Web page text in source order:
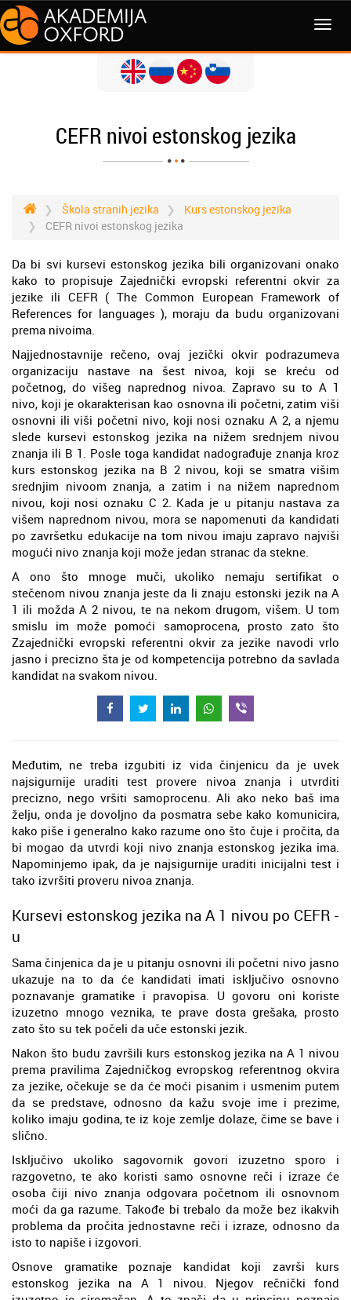
CEFR nivoi estonskog jezika
Škola stranih jezika
Kurs estonskog jezika
CEFR nivoi estonskog jezika
Da bi svi kursevi estonskog jezika bili organizovani onako
kako to propisuje Zajednički evropski referentni okvir za
jezike ili CEFR ( The Common European Framework of
References for languages ), moraju da budu organizovani
prema nivoima.
Najjednostavnije rečeno, ovaj jezički okvir podrazumeva
organizaciju nastave na šest nivoa, koji se kreću od
početnog, do višeg naprednog nivoa. Zapravo su to A 1
nivo, koji je okarakterisan kao osnovna ili početni, zatim viši
osnovni ili viši početni nivo, koji nosi oznaku A 2, a njemu
slede kursevi estonskog jezika na nižem srednjem nivou
znanja ili B 1. Posle toga kandidat nadograđuje znanja kroz
kurs estonskog jezika na B 2 nivou, koji se smatra višim
srednjim nivoom znanja, a zatim i na nižem naprednom
nivou, koji nosi oznaku C 2. Kada je u pitanju nastava za
višem naprednom nivou, mora se napomenuti da kandidati
po završetku edukacije na tom nivou imaju zapravo najviši
mogući nivo znanja koji može jedan stranac da stekne.
A ono što mnoge muči, ukoliko nemaju sertifikat o
stečenom nivou znanja jeste da li znaju estonski jezik na A
1 ili možda A 2 nivou, te na nekom drugom, višem. U tom
smislu im može pomoći samoprocena, prosto zato što
Zzajednički evropski referentni okvir za jezike navodi vrlo
jasno i precizno šta je od kompetencija potrebno da savlada
kandidat na svakom nivou.
Međutim, ne treba izgubiti iz vida činjenicu da je uvek
najsigurnije uraditi test provere nivoa znanja i utvrditi
precizno, nego vršiti samoprocenu. Ali ako neko baš ima
želju, onda je dovoljno da posmatra sebe kako komunicira,
kako piše i generalno kako razume ono što čuje i pročita, da
bi mogao da utvrdi koji nivo znanja estonskog jezika ima.
Napominjemo ipak, da je najsigurnije uraditi inicijalni test i
tako izvršiti proveru nivoa znanja.
Kursevi estonskog jezika na A 1 nivou po CEFR -
u
Sama činjenica da je u pitanju osnovni ili početni nivo jasno
ukazuje na to da će kandidati imati isključivo osnovno
poznavanje gramatike i pravopisa. U govoru oni koriste
izuzetno mnogo veznika, te prave dosta grešaka, prosto
zato što su tek počeli da uče estonski jezik.
Nakon što budu završili kurs estonskog jezika na A 1 nivou
prema pravilima Zajedničkog evropskog referentnog okvira
za jezike, očekuje se da će moći pisanim i usmenim putem
da se predstave, odnosno da kažu svoje ime i prezime,
koliko imaju godina, te iz koje zemlje dolaze, čime se bave i
slično.
Isključivo ukoliko sagovornik govori izuzetno sporo i
razgovetno, te ako koristi samo osnovne reči i izraze će
osoba čiji nivo znanja odgovara početnom ili osnovnom
moći da ga razume. Takođe bi trebalo da može bez ikakvih
problema da pročita jednostavne reči i izraze, odnosno da
isto to napiše i izgovori.
Osnove gramatike poznaje kandidat koji završi kurs
estonskog jezika na A 1 nivou. Njegov rečnički fond